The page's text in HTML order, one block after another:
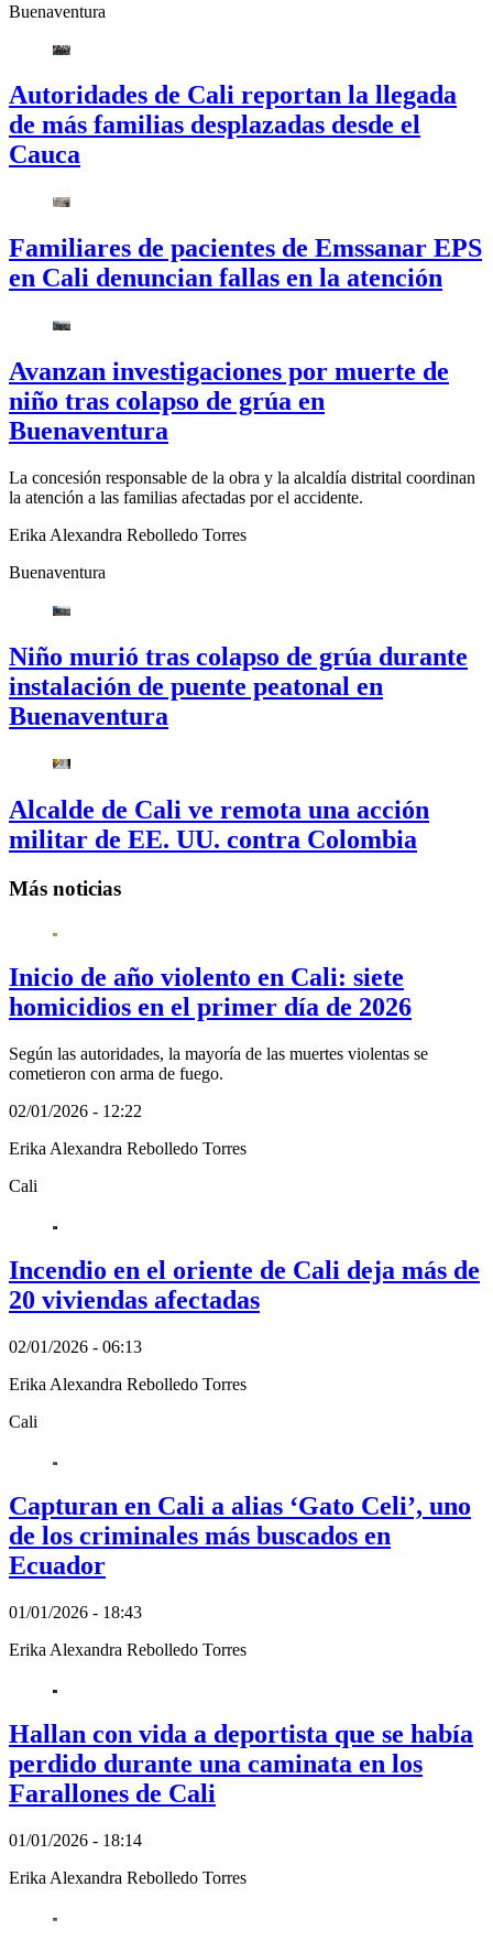
Buenaventura
Autoridades de Cali reportan la llegada
de más familias desplazadas desde el
Cauca
Familiares de pacientes de Emssanar EPS
en Cali denuncian fallas en la atención
Avanzan investigaciones por muerte de
niño tras colapso de grúa en
Buenaventura
La concesión responsable de la obra y la alcaldía distrital coordinan
la atención a las familias afectadas por el accidente.
Erika Alexandra Rebolledo Torres
Buenaventura
Niño murió tras colapso de grúa durante
instalación de puente peatonal en
Buenaventura
Alcalde de Cali ve remota una acción
militar de EE. UU. contra Colombia
Más noticias
Inicio de año violento en Cali: siete
homicidios en el primer día de 2026
Según las autoridades, la mayoría de las muertes violentas se
cometieron con arma de fuego.
02/01/2026 - 12:22
Erika Alexandra Rebolledo Torres
Cali
Incendio en el oriente de Cali deja más de
20 viviendas afectadas
02/01/2026 - 06:13
Erika Alexandra Rebolledo Torres
Cali
Capturan en Cali a alias ‘Gato Celi’, uno
de los criminales más buscados en
Ecuador
01/01/2026 - 18:43
Erika Alexandra Rebolledo Torres
Hallan con vida a deportista que se había
perdido durante una caminata en los
Farallones de Cali
01/01/2026 - 18:14
Erika Alexandra Rebolledo Torres